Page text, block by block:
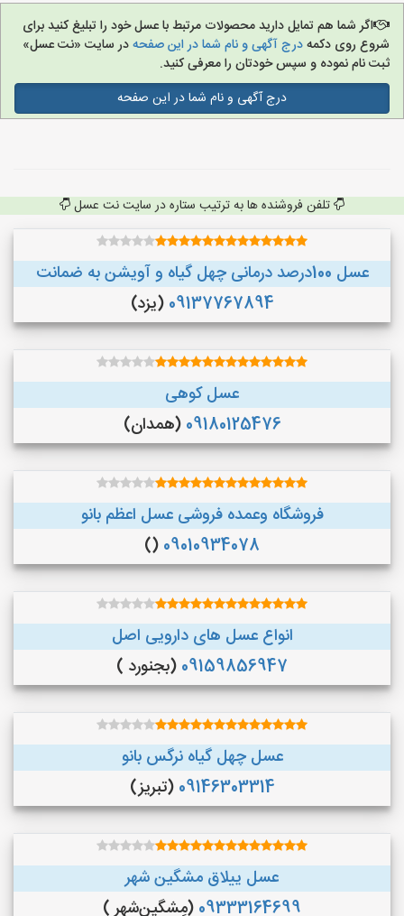
اگر شما هم تمایل دارید محصولات مرتبط با عسل خود را تبلیغ کنید برای
شروع روی دکمهدرج آگهی و نام شما در این صفحهدر سایت «نت عسل»
ثبت نام نموده و سپس خودتان را معرفی کنید.
درج آگهی و نام شما در این صفحه
تلفن فروشنده ها به ترتیب ستاره در سایت نت عسل
عسل 100درصد درمانی چهل گیاه و آویشن به ضمانت
09137767894 (یزد)
عسل کوهی
09180125476 (همدان)
فروشگاه وعمده فروشی عسل اعظم بانو
09010934078
()
انواع عسل های دارویی اصل
09159856947 (بجنورد )
عسل چهل گیاه نرگس بانو
09146303314 (تبریز)
عسل ییلاق مشگین شهر
09333164699 (مِشگین‌شهر )